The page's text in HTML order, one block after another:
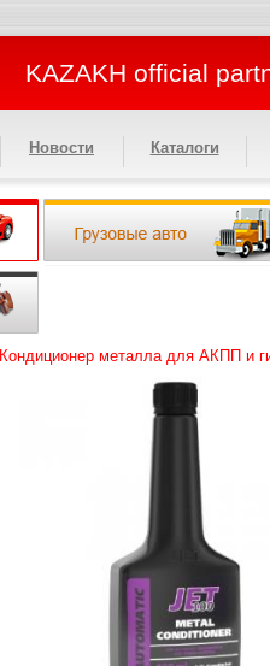
KAZAKH official
Новости Каталоги
Кондиционер металла для АКПП и